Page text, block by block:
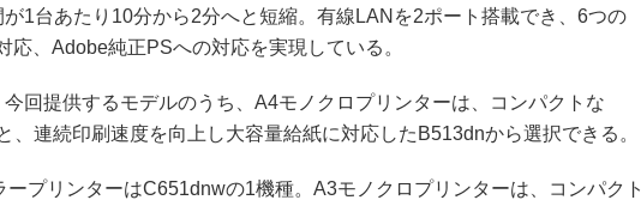
が1台あたり10分から2分へと短縮。有線LANを2ポート搭載でき、6つの
応、Adobe純正PSへの対応を実現している。
回提供するモデルのうち、A4モノクロプリンターは、コンパクトな
、連続印刷速度を向上し大容量給紙に対応したB513dnから選択できる。
プリンターはC651dnwの1機種。A3モノクロプリンターは、コンパクト